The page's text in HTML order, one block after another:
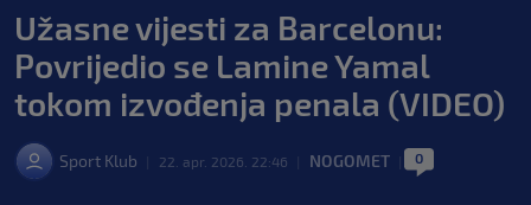
Užasne vijesti za Barcelonu:
Povrijedio se Lamine Yamal
tokom izvođenja penala (VIDEO)
Sport Klub 22. apr. 2026. 22:46 NOGOMET 0